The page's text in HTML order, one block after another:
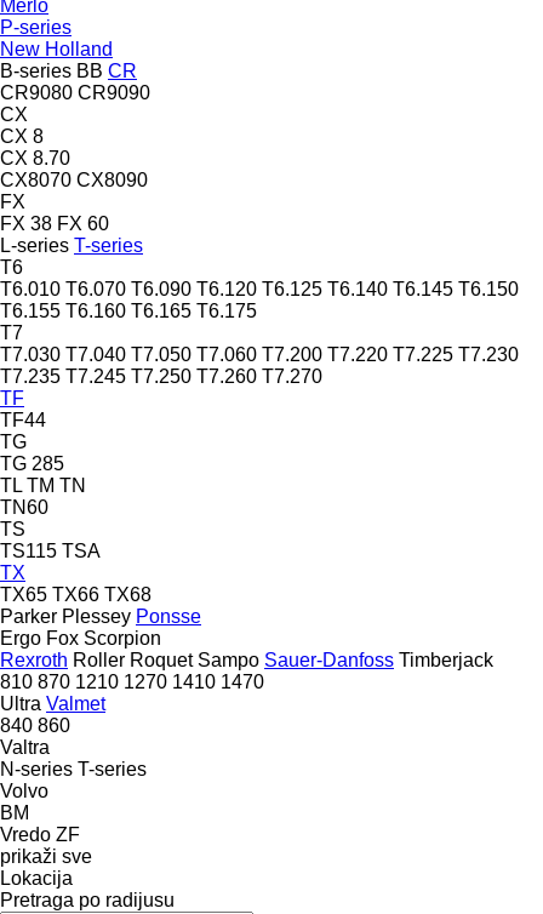
Merlo
P-series
New Holland
B-series BB CR
CR9080 CR9090
CX
CX 8
CX 8.70
CX8070 CX8090
FX
FX 38 FX 60
L-series T-series
T6
T6.010 T6.070 T6.090 T6.120 T6.125 T6.140 T6.145 T6.150
T6.155 T6.160 T6.165 T6.175
T7
T7.030 T7.040 T7.050 T7.060 T7.200 T7.220 T7.225 T7.230
T7.235 T7.245 T7.250 T7.260 T7.270
TF
TF44
TG
TG 285
TL TM TN
TN60
TS
TS115 TSA
TX
TX65 TX66 TX68
Parker Plessey Ponsse
Ergo Fox Scorpion
Rexroth Roller Roquet Sampo Sauer-Danfoss Timberjack
810 870 1210 1270 1410 1470
Ultra Valmet
840 860
Valtra
N-series T-series
Volvo
BM
Vredo ZF
prikaži sve
Lokacija
Pretraga po radijusu